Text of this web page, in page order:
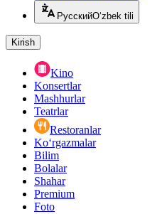
РусскийO‘zbek tili
Kirish
Kino
Konsertlar
Mashhurlar
Teatrlar
Restoranlar
Ko‘rgazmalar
Bilim
Bolalar
Shahar
Premium
Foto